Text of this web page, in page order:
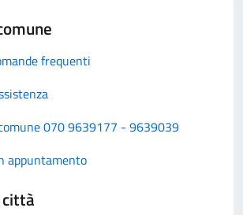
frequenti
070 9639177 - 9639039
appuntamento